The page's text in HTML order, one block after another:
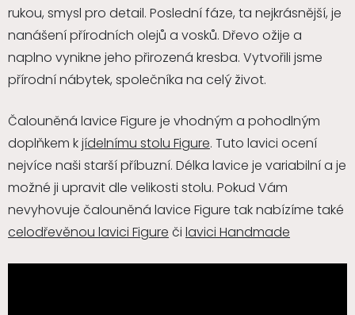
rukou, smysl pro detail. Poslední fáze, ta nejkrásnější, je
nanášení přírodních olejů a vosků. Dřevo ožije a
naplno vynikne jeho přirozená kresba. Vytvořili jsme
přírodní nábytek, společníka na celý život.
Čalouněná lavice Figure je vhodným a pohodlným
doplňkem k jídelnímu stolu Figure. Tuto lavici ocení
nejvíce naši starší příbuzní. Délka lavice je variabilní a je
možné ji upravit dle velikosti stolu. Pokud Vám
nevyhovuje čalouněná lavice Figure tak nabízíme také
celodřevěnou lavici Figure či lavici Handmade